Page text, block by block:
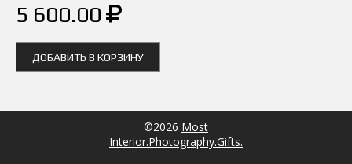
5 600.00
ДОБАВИТЬ В КОРЗИНУ
©2026 Most
Interior.Photography.Gifts.